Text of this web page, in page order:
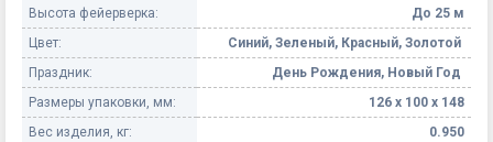
Высота фейерверка:
До 25 м
Цвет:
Синий, Зеленый, Красный, Золотой
Праздник:
День Рождения, Новый Год
Размеры упаковки, мм:
126 х 100 х 148
Вес изделия, кг:
0.950